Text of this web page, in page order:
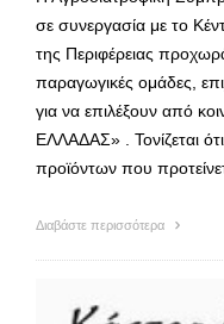
σε συνεργασία με το
της Περιφέρειας
παραγωγικές ομάδες,
για να επιλέξουν από
ΕΛΛΑΔΑΣ» . Τονίζεται
προϊόντων που
Διαβάστε περισσότερα